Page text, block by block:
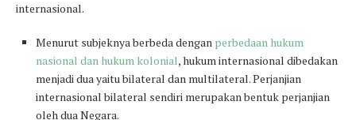
internasional.
Menurut subjeknya berbeda dengan perbedaan hukum
nasional dan hukum kolonial, hukum internasional dibedakan
menjadi dua yaitu bilateral dan multilateral. Perjanjian
internasional bilateral sendiri merupakan bentuk perjanjian
oleh dua Negara.